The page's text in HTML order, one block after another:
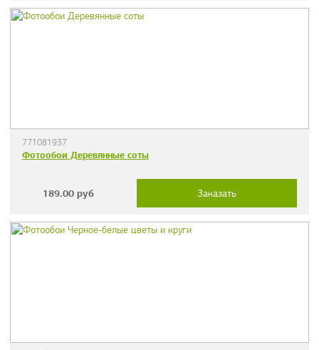
771081937
Фотообои Деревянные соты
189.00 руб Заказать